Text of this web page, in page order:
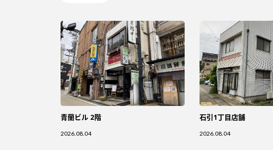
青蘭ビル 2階
2026.08.04
石引1丁目店舗
2026.08.04